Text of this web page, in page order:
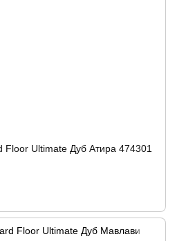
Ultimate Дуб Атира 474301